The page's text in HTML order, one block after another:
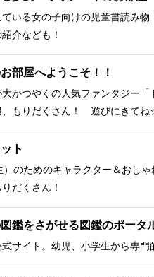
ている女の子向けの児童書読み
介なども！
部屋へようこそ！！
かつやくの人気ファンタジー
、もりだくさん！ 遊びにきて
ト
）のためのキャラクター＆おし
だくさん！
鑑をさがせる図鑑のポータ
サイト。幼児、小学生から専